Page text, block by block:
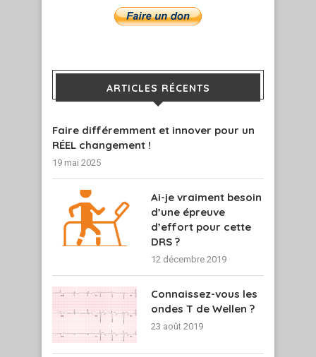
ARTICLES RÉCENTS
Faire différemment et innover pour un
RÉEL changement !
19 mai 2025
Ai-je vraiment besoin
d’une épreuve
d’effort pour cette
DRS ?
12 décembre 2019
Connaissez-vous les
ondes T de Wellen ?
23 août 2019